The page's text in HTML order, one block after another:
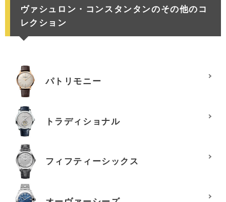
ヴァシュロン・コンスタンタンのその他のコ
レクション
パトリモニー
トラディショナル
フィフティーシックス